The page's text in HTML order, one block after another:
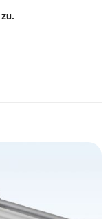
zu.